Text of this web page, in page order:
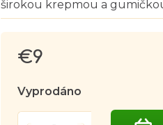
širokou krepmou a
hviezdičiek.
€9
Vyprodáno